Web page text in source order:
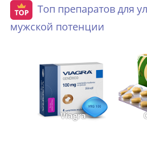
Топ препаратов для
мужской потенции
Viagra